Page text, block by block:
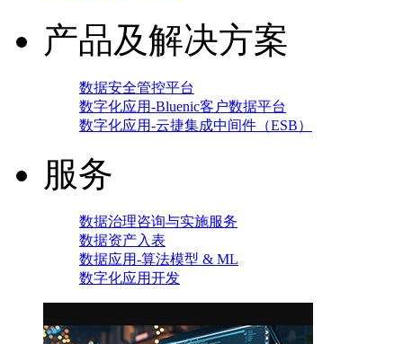
产品及解决方案
数据安全管控平台
数字化应用-Bluenic客户数据平台
数字化应用-云捷集成中间件（ESB）
服务
数据治理咨询与实施服务
数据资产入表
数据应用-算法模型 & ML
数字化应用开发